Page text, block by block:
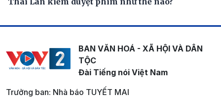
BAN VĂN HOÁ - XÃ HỘI VÀ DÂN
TỘC
Đài Tiếng nói Việt Nam
Trưởng ban: Nhà báo TUYẾT MAI